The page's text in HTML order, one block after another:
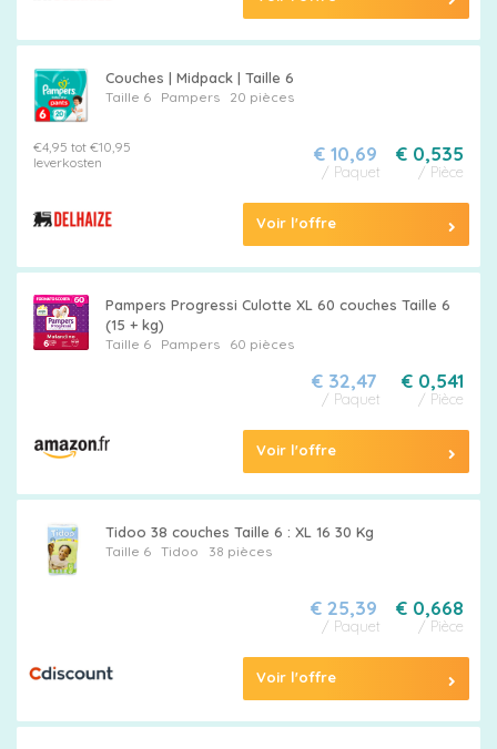
Couches | Midpack | Taille 6
Taille 6 Pampers20 pièces
€4,95 tot €10,95
leverkosten
€ 0,535
/ Pièce
€ 10,69
/ Paquet
Voir l'offre
Pampers Progressi Culotte XL 60 couches Taille 6
(15 + kg)
Taille 6 Pampers60 pièces
€ 0,541
/ Pièce
€ 32,47
/ Paquet
Voir l'offre
Tidoo 38 couches Taille 6 : XL 16 30 Kg
Taille 6 Tidoo 38 pièces
€ 0,668
/ Pièce
€ 25,39
/ Paquet
Voir l'offre